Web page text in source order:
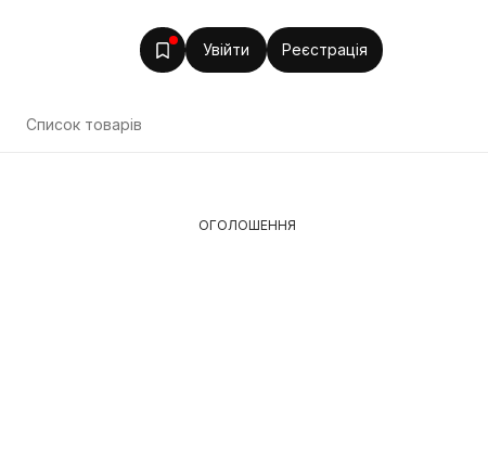
Увійти Реєстрація
Список товарів
ОГОЛОШЕННЯ